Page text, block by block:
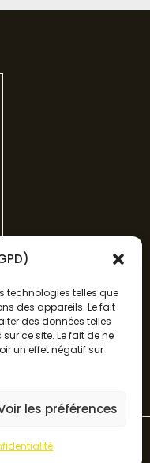
technologies telles que
des appareils. Le fait
des données telles
ce site. Le fait de ne
un effet négatif sur
les préférences